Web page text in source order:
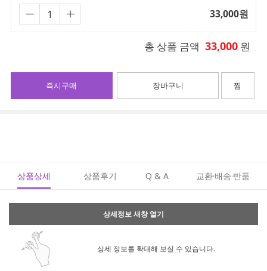
33,000원
총 상품 금액 33,000 원
장바구니
즉시구매 찜
상품상세 상품후기 Q & A 교환·배송·반품
상세정보 새창 열기
상세 정보를 확대해 보실 수 있습니다.